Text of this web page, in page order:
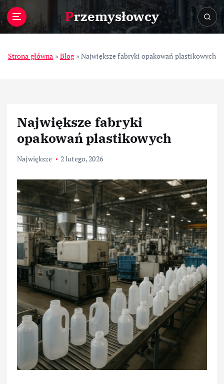
Przemysłowcy
Strona główna » Blog» Największe fabryki opakowań plastikowych
Największe fabryki
opakowań plastikowych
Największe 2 lutego, 2026